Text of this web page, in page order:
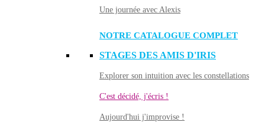
Une journée avec Alexis
NOTRE CATALOGUE COMPLET
STAGES DES AMIS D'IRIS
Explorer son intuition avec les constellations
C'est décidé, j'écris !
Aujourd'hui j'improvise !